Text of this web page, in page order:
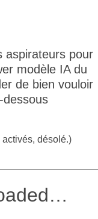
aspirateurs pour
modèle IA du
de bien vouloir
désolé.)